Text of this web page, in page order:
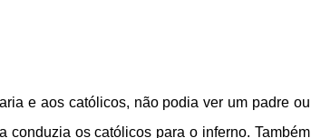
e aos católicos, não podia ver um padre ou
conduzia os católicos para o inferno. Também